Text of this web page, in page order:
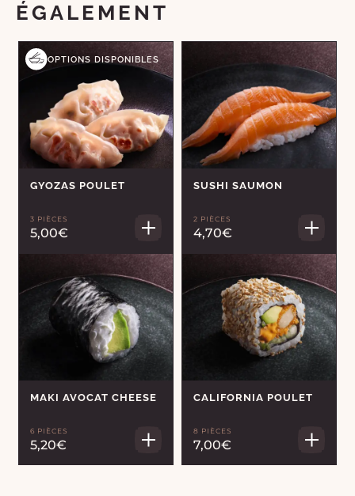
ÉGALEMENT
OPTIONS DISPONIBLES
GYOZAS POULET
3 PIÈCES
5,00€
SUSHI SAUMON
2 PIÈCES
4,70€
MAKI AVOCAT CHEESE
6 PIÈCES
5,20€
CALIFORNIA POULET
8 PIÈCES
7,00€